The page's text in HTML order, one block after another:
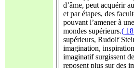
d’âme, peut acquérir
et par étapes, des
pouvant l’amener à
mondes supérieurs.(
supérieurs, Rudolf
imagination,
imaginatif surgissent
reposent plus sur des